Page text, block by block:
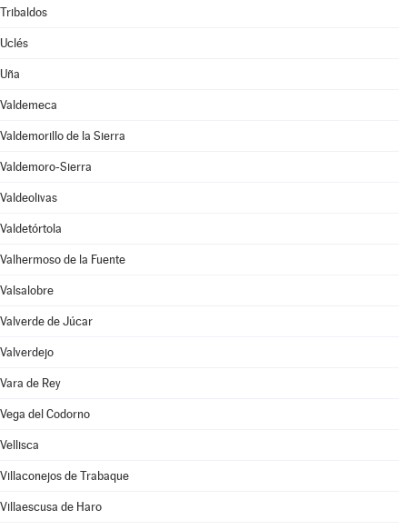
Tribaldos
Uclés
Uña
Valdemeca
Valdemorillo de la Sierra
Valdemoro-Sierra
Valdeolivas
Valdetórtola
Valhermoso de la Fuente
Valsalobre
Valverde de Júcar
Valverdejo
Vara de Rey
Vega del Codorno
Vellisca
Villaconejos de Trabaque
Villaescusa de Haro